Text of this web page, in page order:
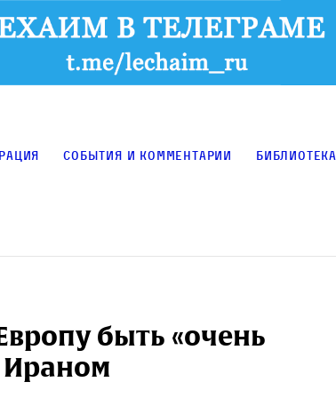
События и комментарии Библиотека
быть «очень
Ираном